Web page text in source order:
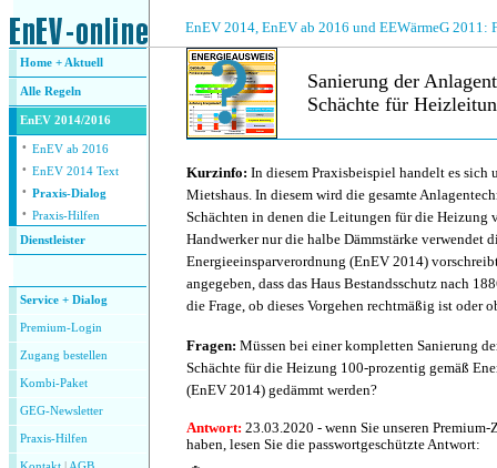
EnEV 2014, EnEV ab 2016 und EEWärmeG 2011:
Home + Aktuell
Alle Regeln
EnEV 2014/2016
· EnEV ab 2016
· EnEV 2014 Text
· Praxis-Dialog
· Praxis-Hilfen
Dienstleister
Service + Dialog
Premium-Login
Zugang bestellen
Kombi-Paket
GEG-Newsletter
Praxis-Hilfen
Sanierung der
Schächte für
Kurzinfo: In diesem Praxisbeispiel handelt es sich
Mietshaus. In diesem wird die gesamte
Schächten in denen die Leitungen für die Heizung
Handwerker nur die halbe Dämmstärke verwendet
Energieeinsparverordnung (EnEV 2014)
angegeben, dass das Haus Bestandsschutz nach
die Frage, ob dieses Vorgehen rechtmäßig ist oder
Fragen: Müssen bei einer kompletten Sanierung
Schächte für die Heizung 100-prozentig gemäß
(EnEV 2014) gedämmt werden?
Antwort: 23.03.2020 - wenn Sie unseren
haben, lesen Sie die passwortgeschützte Antwort: